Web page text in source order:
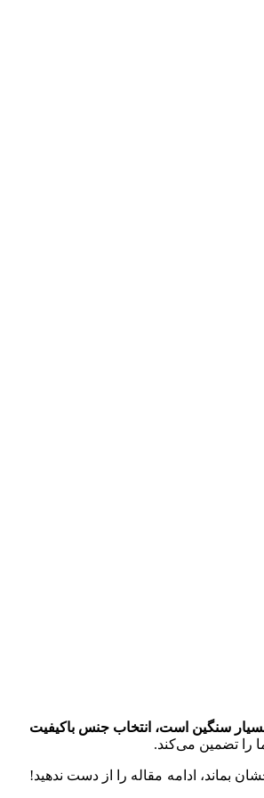
بسیار سنگین است، انتخاب جنس باکیفیت
بماند، ادامه مقاله را از دست ندهید!